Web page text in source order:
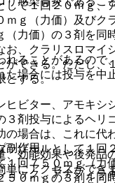
れることがあるので
た場合には投与を中
副作用
ック、アナフィラ
して１回２０ｍｇ、
ｍｇ（力価）及びク
（力価）の３剤を同
お、クラリスロマイ
ができる。ただし、
とする。
ヒビター、アモキシ
３剤投与によるヘリ
の場合は、これに代
ラゾールとして１回
１回７５０ｍｇ（力
５０ｍｇの３剤を同
、効能効果や後発品
単にアクセスができ